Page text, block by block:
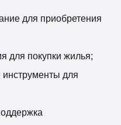
для приобретения
для покупки жилья;
для